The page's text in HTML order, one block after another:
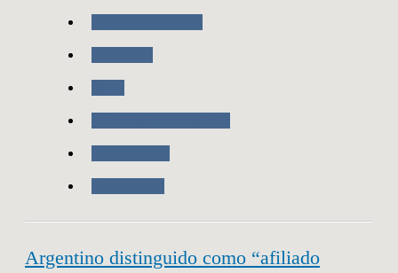
Argentino distinguido como “afiliado